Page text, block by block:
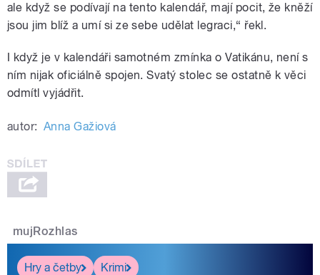
ale když se podívají na tento kalendář, mají pocit, že kněží
jsou jim blíž a umí si ze sebe udělat legraci,“ řekl.
I když je v kalendáři samotném zmínka o Vatikánu, není s
ním nijak oficiálně spojen. Svatý stolec se ostatně k věci
odmítl vyjádřit.
autor: Anna Gažiová
mujRozhlas
Hry a četby
Krimi